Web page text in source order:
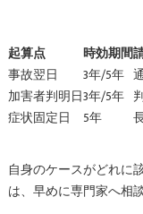
起算点 時効期間
事故翌日
3年/5年
加害者判明日3年/5年
症状固定日
5年
自身のケースがどれに
は、早めに専門家へ相